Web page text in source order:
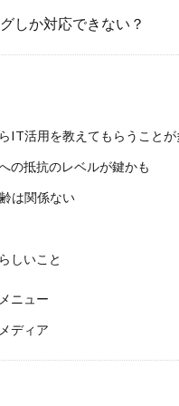
しか対応できない？
IT活用を教えてもらうことが
の抵抗のレベルが鍵かも
は関係ない
しいこと
メニュー
メディア